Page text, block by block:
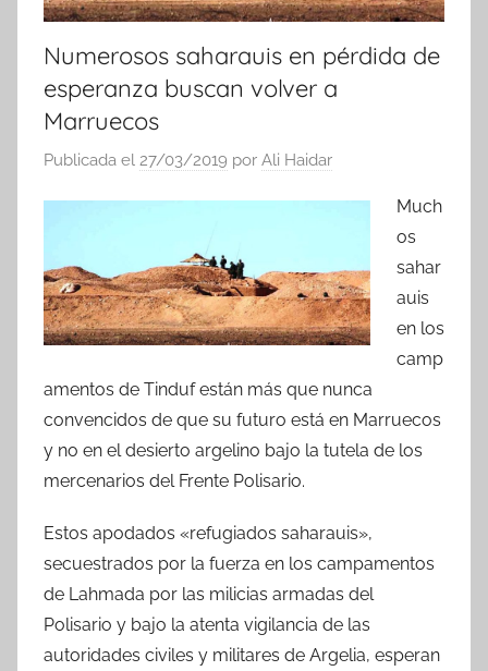
Numerosos saharauis en pérdida de
esperanza buscan volver a
Marruecos
Publicada el 27/03/2019 por Ali Haidar
Much
os
sahar
auis
en los
camp
amentos de Tinduf están más que nunca
convencidos de que su futuro está en Marruecos
y no en el desierto argelino bajo la tutela de los
mercenarios del Frente Polisario.
Estos apodados «refugiados saharauis»,
secuestrados por la fuerza en los campamentos
de Lahmada por las milicias armadas del
Polisario y bajo la atenta vigilancia de las
autoridades civiles y militares de Argelia, esperan